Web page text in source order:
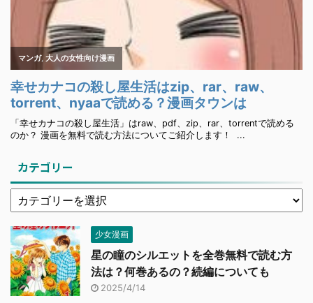
カテゴリー
少女漫画
星の瞳のシルエットを全巻無料で読む方
法は？何巻あるの？続編についても
2025/4/14